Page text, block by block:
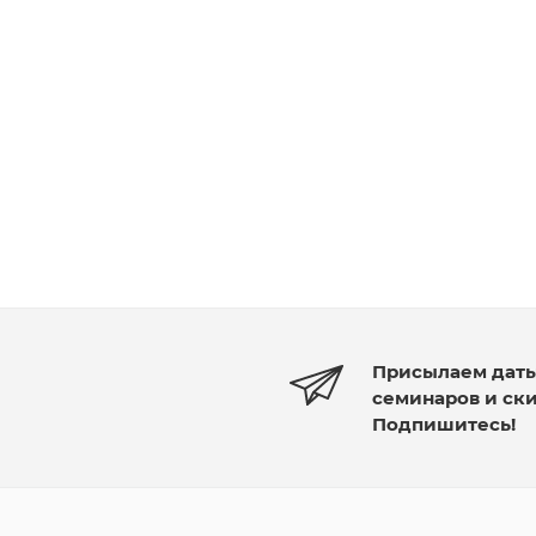
Присылаем
семинаров и
Подпишитесь!